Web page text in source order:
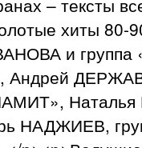
хиты 80-
и
Андрей
НАДЖИЕВ,